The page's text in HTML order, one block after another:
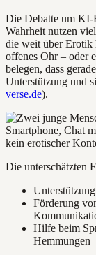
Die Debatte um KI-
Wahrheit nutzen
die weit über Erotik
offenes Ohr – oder
belegen, dass
Unterstützung und
verse.de).
Die unterschätzten
Förderung
Hilfe beim
Hemmungen